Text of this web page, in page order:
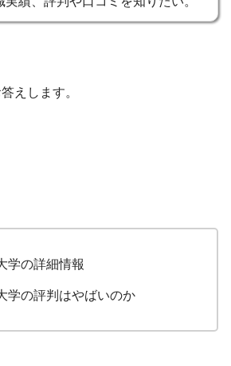
えします。
学の詳細情報
学の評判はやばいのか